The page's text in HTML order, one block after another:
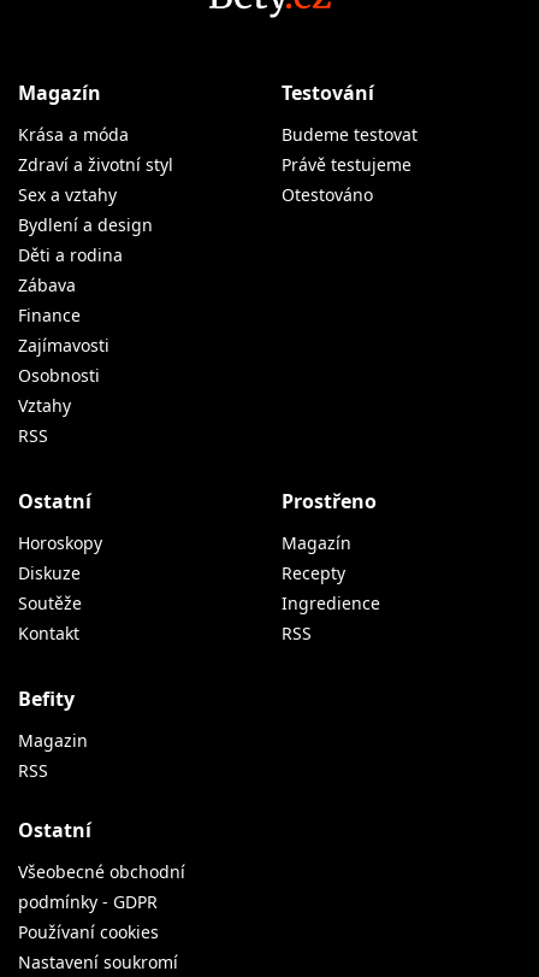
Magazín
Krása a móda
Zdraví a životní styl
Sex a vztahy
Bydlení a design
Děti a rodina
Zábava
Finance
Zajímavosti
Osobnosti
Vztahy
RSS
Testování
Budeme testovat
Právě testujeme
Otestováno
Ostatní
Horoskopy
Diskuze
Soutěže
Kontakt
Prostřeno
Magazín
Recepty
Ingredience
RSS
Befity
Magazin
RSS
Ostatní
Všeobecné obchodní
podmínky - GDPR
Používaní cookies
Nastavení soukromí